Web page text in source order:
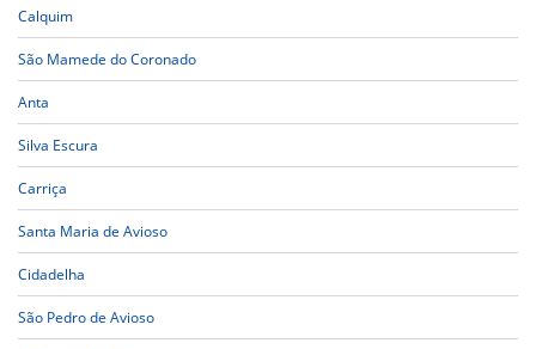
Calquim
São Mamede do Coronado
Anta
Silva Escura
Carriça
Santa Maria de Avioso
Cidadelha
São Pedro de Avioso